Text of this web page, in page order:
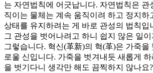
는 자연법칙에 어긋납니다. 자연법칙은 관
직이는 물체는 계속 움직이려 하고 정지하
상태를 유지하려는 게 바로 관성의 법칙입
그 관성을 벗어나려고 하니 쉽지 않은 일
그렇습니다. 혁신(革新)의 혁(革)은 가죽을
로울 신입니다. 가죽을 벗겨내듯 새롭게
을 벗기다니 생각만 해도 끔찍하지 않나요